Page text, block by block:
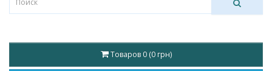
Товаров 0 (0 грн)